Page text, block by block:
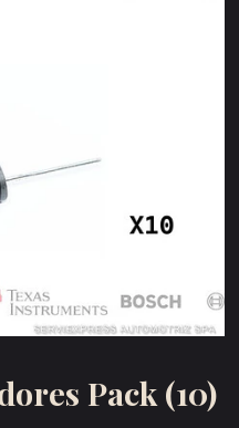
Pack (10)